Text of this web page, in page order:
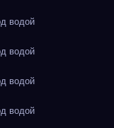
водой
водой
водой
водой